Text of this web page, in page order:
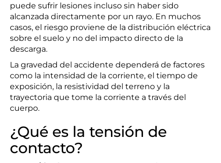
puede sufrir lesiones incluso sin haber sido
alcanzada directamente por un rayo. En muchos
casos, el riesgo proviene de la distribución eléctrica
sobre el suelo y no del impacto directo de la
descarga.
La gravedad del accidente dependerá de factores
como la intensidad de la corriente, el tiempo de
exposición, la resistividad del terreno y la
trayectoria que tome la corriente a través del
cuerpo.
¿Qué es la tensión de
contacto?